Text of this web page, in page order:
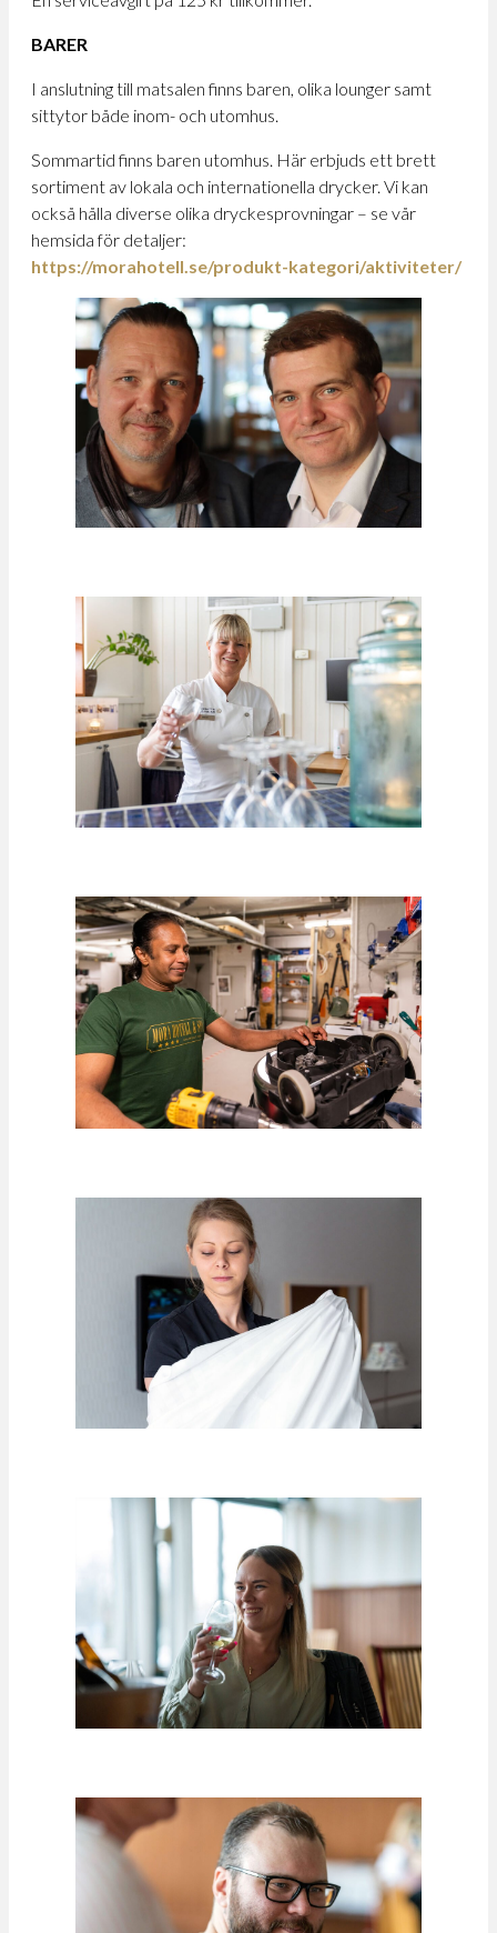
BARER
I anslutning till matsalen finns baren, olika lounger samt
sittytor både inom- och utomhus.
Sommartid finns baren utomhus. Här erbjuds ett brett
sortiment av lokala och internationella drycker. Vi kan
också hålla diverse olika dryckesprovningar – se vår
hemsida för detaljer:
https://morahotell.se/produkt-kategori/aktiviteter/